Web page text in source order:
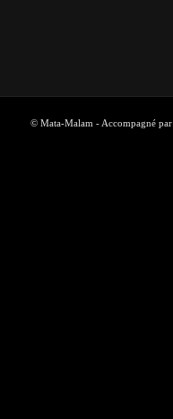
© Mata-Malam - Accompagné par